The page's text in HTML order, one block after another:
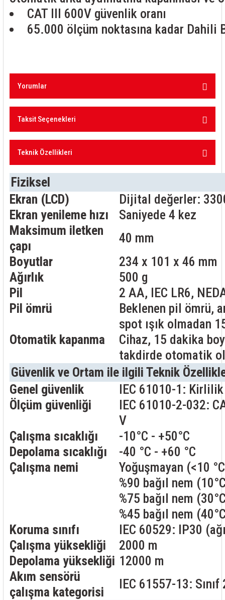
CAT III 600V güvenlik oranı
65.000 ölçüm noktasına kadar Dahili
Yorumlar
Taksit Seçenekleri
Teknik Özellikleri
²TC / °C dışı 18°C ila 28°C, 0,02 + 1
Fiziksel
Ekran (LCD)
Dijital değerler:
Ekran yenileme hızı
Saniyede 4 kez
Maksimum iletken
çapı
40 mm
Boyutlar
234 x 101 x 46 mm
Ağırlık
500 g
Pil
2 AA, IEC LR6,
Pil ömrü
Beklenen pil ömrü,
spot ışık olmadan
Otomatik kapanma
Cihaz, 15 dakika
takdirde otomatik
Güvenlik ve Ortam ile ilgili Teknik
Genel güvenlik
IEC 61010-1:
Ölçüm güvenliği
IEC 61010-2-032:
V
Çalışma sıcaklığı
-10°C - +50°C
Depolama sıcaklığı
-40 °C - +60 °C
Çalışma nemi
Yoğuşmayan (<10
%90 bağıl nem
%75 bağıl nem
%45 bağıl nem
Koruma sınıfı
IEC 60529: IP30
Çalışma yüksekliği
2000 m
Depolama yüksekliği 12000 m
Akım sensörü
çalışma kategorisi
IEC 61557-13: